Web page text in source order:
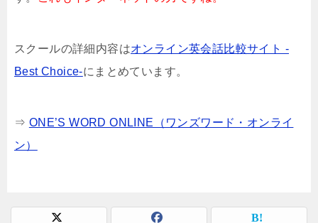
スクールの詳細内容はオンライン英会話比較サイト -
Best Choice-にまとめています。
⇒ ONE’S WORD ONLINE（ワンズワード・オンライ
ン）